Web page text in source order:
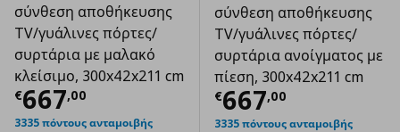
σύνθεση αποθήκευσης
TV/γυάλινες πόρτες/
συρτάρια με μαλακό
κλείσιμο, 300x42x211 cm
€667,00
Τρέχουσα τιμή € 667,00
3335 πόντους ανταμοιβής
σύνθεση αποθήκευσης
TV/γυάλινες πόρτες/
συρτάρια ανοίγματος με
πίεση, 300x42x211 cm
€667,00
Τρέχουσα
3335 πόντους ανταμοιβής